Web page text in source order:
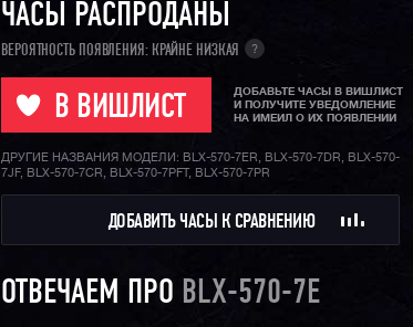
ЧАСЫ РАСПРОДАНЫ
ВЕРОЯТНОСТЬ ПОЯВЛЕНИЯ: КРАЙНЕ НИЗКАЯ ?
В ВИШЛИСТ
ДОБАВЬТЕ ЧАСЫ В ВИШЛИСТ
И ПОЛУЧИТЕ УВЕДОМЛЕНИЕ
НА ИМЕИЛ О ИХ ПОЯВЛЕНИИ
ДРУГИЕ НАЗВАНИЯ МОДЕЛИ: BLX-570-7ER, BLX-570-7DR, BLX-570-
7JF, BLX-570-7CR, BLX-570-7PFT, BLX-570-7PR
ДОБАВИТЬ ЧАСЫ К СРАВНЕНИЮ
ОТВЕЧАЕМ ПРО BLX-570-7E